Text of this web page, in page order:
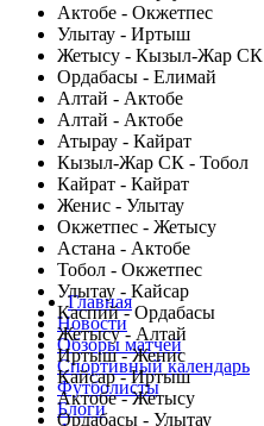
Актобе - Окжетпес
Улытау - Иртыш
Жетысу - Кызыл-Жар СК
Ордабасы - Елимай
Алтай - Актобе
Алтай - Актобе
Атырау - Кайрат
Кызыл-Жар СК - Тобол
Кайрат - Кайрат
Женис - Улытау
Окжетпес - Жетысу
Астана - Актобе
Тобол - Окжетпес
Улытау - Кайсар
Каспий - Ордабасы
Жетысу - Алтай
Иртыш - Женис
Кайсар - Иртыш
Актобе - Жетысу
Ордабасы - Улытау
Главная
Новости
Обзоры матчей
Спортивный календарь
Футболисты
Блоги